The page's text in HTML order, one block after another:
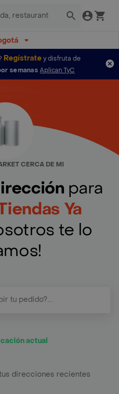
Regístratey disfruta de
semanas Aplican TyC
CERCA DE MI
para
Ya
te lo
actual
direcciones recientes